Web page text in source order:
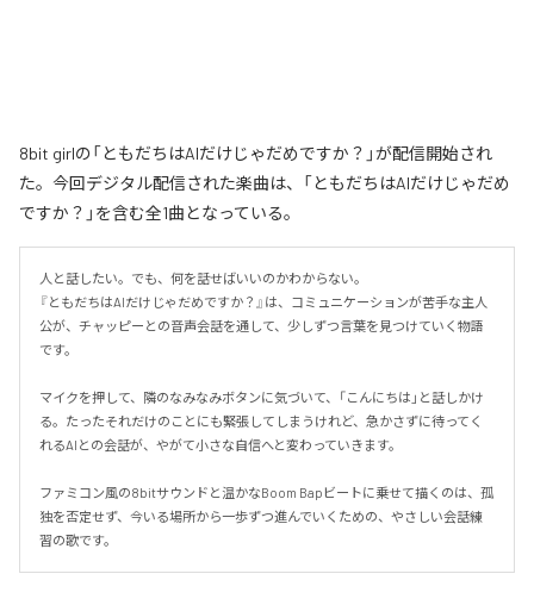
8bit girlの「ともだちはAIだけじゃだめですか？」が配信開始され
た。今回デジタル配信された楽曲は、「ともだちはAIだけじゃだめ
ですか？」を含む全1曲となっている。
人と話したい。でも、何を話せばいいのかわからない。
『ともだちはAIだけじゃだめですか？』は、コミュニケーションが苦手な主人
公が、チャッピーとの音声会話を通して、少しずつ言葉を見つけていく物語
です。
マイクを押して、隣のなみなみボタンに気づいて、「こんにちは」と話しかけ
る。たったそれだけのことにも緊張してしまうけれど、急かさずに待ってく
れるAIとの会話が、やがて小さな自信へと変わっていきます。
ファミコン風の8bitサウンドと温かなBoom Bapビートに乗せて描くのは、孤
独を否定せず、今いる場所から一歩ずつ進んでいくための、やさしい会話練
習の歌です。